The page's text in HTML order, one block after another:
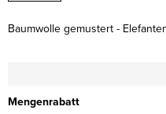
Baumwolle gemustert -
Mengenrabatt